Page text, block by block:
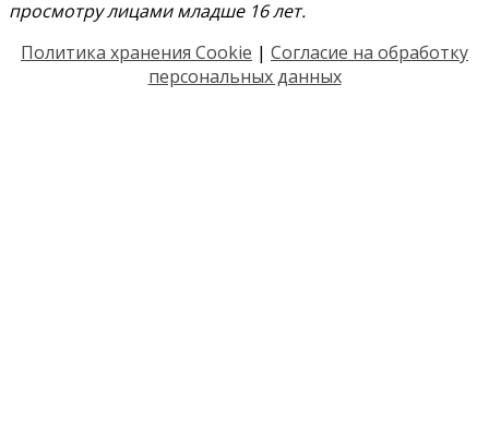
просмотру лицами младше 16 лет.
Политика хранения Cookie | Согласие на обработку
персональных данных